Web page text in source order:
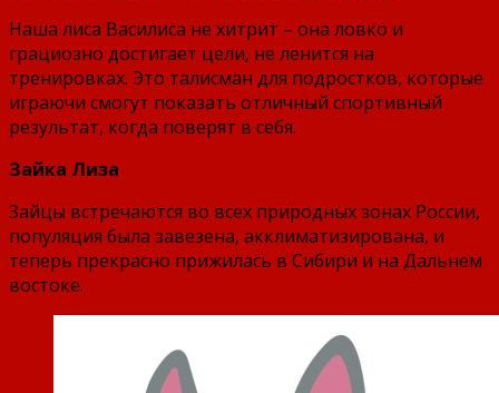
Наша лиса Василиса не хитрит – она ловко и
грациозно достигает цели, не ленится на
тренировках. Это талисман для подростков, которые
играючи смогут показать отличный спортивный
результат, когда поверят в себя.
Зайка Лиза
Зайцы встречаются во всех природных зонах России,
популяция была завезена, акклиматизирована, и
теперь прекрасно прижилась в Сибири и на Дальнем
востоке.